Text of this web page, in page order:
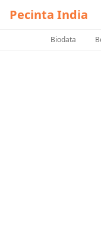
Pecinta India
Biodata